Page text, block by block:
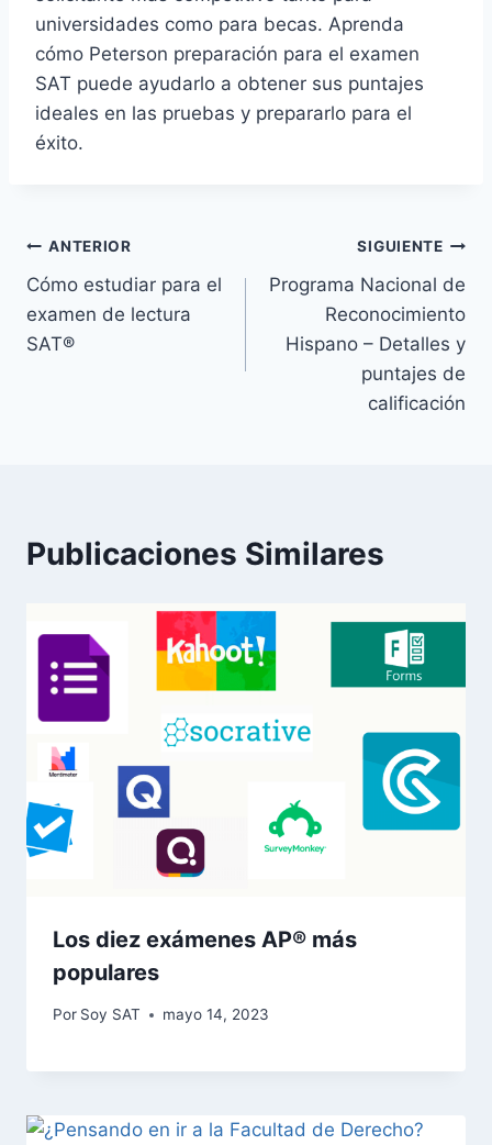
universidades como para becas. Aprenda
cómo Peterson preparación para el examen
SAT puede ayudarlo a obtener sus puntajes
ideales en las pruebas y prepararlo para el
éxito.
Navegación
de
entradas
ANTERIOR
Cómo estudiar para el
examen de lectura
SAT®
SIGUIENTE
Programa Nacional de
Reconocimiento
Hispano – Detalles y
puntajes de
calificación
Publicaciones Similares
Los diez exámenes AP® más
populares
Por Soy SAT mayo 14, 2023